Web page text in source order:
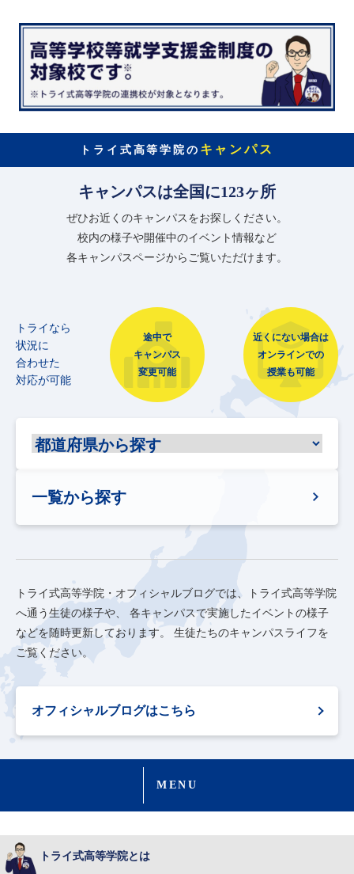
トライ式高等学院の キャンパス
キャンパスは全国に123ヶ所
ぜひお近くのキャンパスをお探しください。
校内の様子や開催中のイベント情報など
各キャンパスページからご覧いただけます。
トライなら
状況に
合わせた
対応が可能
途中で
キャンパス
変更可能
近くにない場合は
オンラインでの
授業も可能
一覧から探す
トライ式高等学院・オフィシャルブログでは、トライ式高等学院
へ通う生徒の様子や、
各キャンパスで実施したイベントの様子
などを随時更新しております。
生徒たちのキャンパスライフを
ご覧ください。
オフィシャルブログはこちら
MENU
トライ式高等学院とは